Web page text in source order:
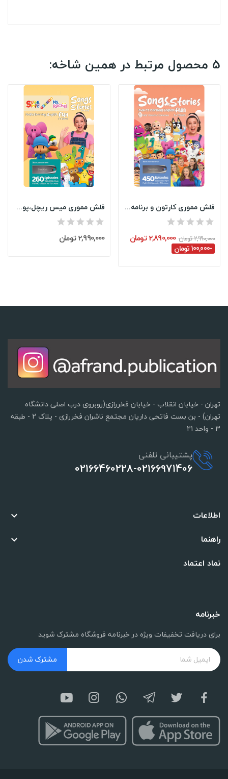
5 محصول مرتبط در همین شاخه:
فلش مموری میس ریچل،پوکویو،سوپر سیمپل سانگز 260...
2,990,000 تومان
فلش مموری کارتون و برنامه کودک انگلیسی | 9...
2,990,000 تومان 2,890,000 تومان
-100,000 تومان
تهران - خیابان انقلاب - خیابان فخررازی(روبروی درب اصلی دانشگاه
تهران) - بن بست فاتحی داریان مجتمع ناشران فخررازی - پلاک 2 - طبقه
3 - واحد 21
پشتیبانی تلفنی
02166460228-02166971406
اطلاعات 
راهنما 
نماد اعتماد
خبرنامه
برای دریافت تخفیفات ویژه در خبرنامه فروشگاه مشترک شوید
مشترک شدن